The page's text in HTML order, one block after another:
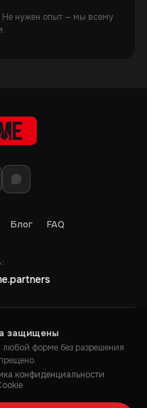
Не нужен опыт — мы всему
Блог FAQ
защищены
форме без разрешения
конфиденциальности